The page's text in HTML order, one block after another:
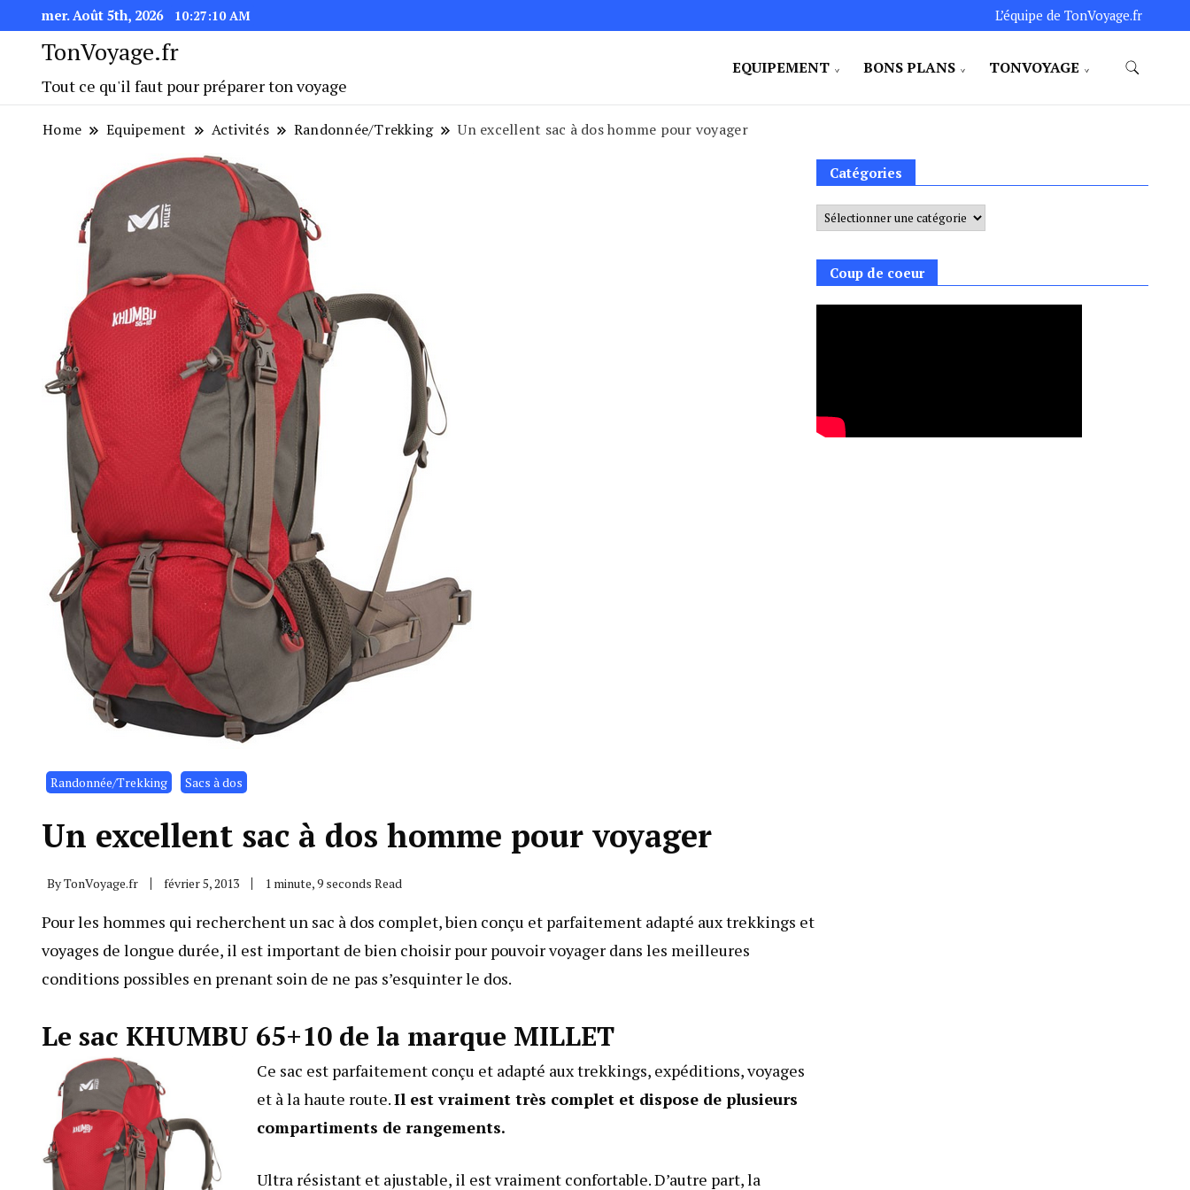
mer. Août 5th, 2026 10:27:11 AM L’équipe de TonVoyage.fr
TonVoyage.fr
Tout ce qu'il faut pour préparer ton voyage
EQUIPEMENT BONS PLANS TONVOYAGE
Home Equipement Activités Randonnée/Trekking Un excellent sac à dos homme pour voyager
Randonnée/Trekking Sacs à dos
Un excellent sac à dos homme pour voyager
ByTonVoyage.fr février 5, 2013 1 minute, 9 seconds Read
Pour les hommes qui recherchent un sac à dos complet, bien conçu et parfaitement adapté auxtrekkings et
voyages de longue durée, il est important de bien choisir pour pouvoir voyager dans les meilleures
conditions possibles en prenant soin de ne pas s’esquinter le dos.
Le sac KHUMBU 65+10 de la marque MILLET
Ce sac est parfaitement conçu et adapté aux trekkings, expéditions, voyages
et à la haute route.Il est vraiment très complet et dispose de plusieurs
compartiments de rangements.
Ultra résistant et ajustable, il est vraiment confortable. D’autre part, la
Catégories
Catégories
Coup de coeur